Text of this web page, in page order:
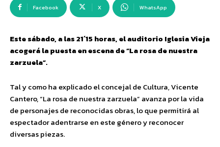
Facebook X WhatsApp
Este sábado, a las 21´15 horas, el auditorio Iglesia Vieja
acogerá la puesta en escena de “La rosa de nuestra
zarzuela”.
Tal y como ha explicado el concejal de Cultura, Vicente
Cantero, “La rosa de nuestra zarzuela” avanza por la vida
de personajes de reconocidas obras, lo que permitirá al
espectador adentrarse en este género y reconocer
diversas piezas.